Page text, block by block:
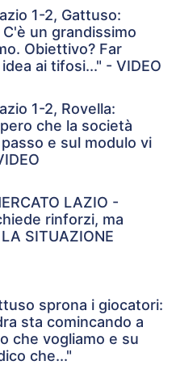
1-2, Gattuso:
C'è un grandissimo
Obiettivo? Far
ai tifosi..." - VIDEO
1-2, Rovella:
che la società
e sul modulo vi
LAZIO -
rinforzi, ma
SITUAZIONE
sprona i giocatori:
sta comincando a
che vogliamo e su
che..."